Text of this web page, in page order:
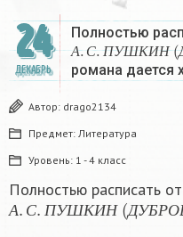
24
ДЕКАБРЬ
Полностью
А С П У Ш КИ Н
А.С.ПУШКИН (
романа дается
Автор: drago2134
Предмет: Литература
Уровень: 1 - 4 класс
Полностью расписать
А С П У Ш КИ Н
АС.ПУШКИН
ДУ Б Р О
(ДУБРО